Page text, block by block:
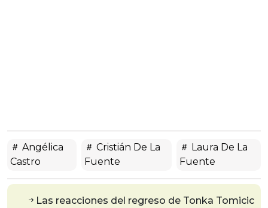
Angélica
Castro
Cristián De La
Fuente
Laura De La
Fuente
Las reacciones del regreso de Tonka Tomicic